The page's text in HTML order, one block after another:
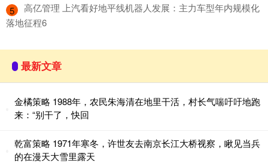
5
​高亿管理 上汽看好地平线机器人发展：主力车型年内规模化
落地征程6
最新文章
金橘策略 1988年，农民朱海清在地里干活，村长气喘吁吁地跑
来：“别干了，快回
乾富策略 1971年寒冬，许世友去南京长江大桥视察，瞅见当兵
的在漫天大雪里露天